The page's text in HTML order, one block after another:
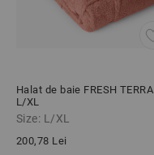
Halat de baie FRESH TERRA
L/XL
Size: L/XL
200,78 Lei